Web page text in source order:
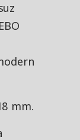
mm.